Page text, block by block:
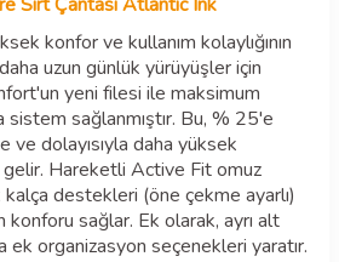
konfor ve kullanım kolaylığının
uzun günlük yürüyüşler için
yeni filesi ile maksimum
sistem sağlanmıştır. Bu, % 25'e
ve dolayısıyla daha yüksek
gelir. Hareketli Active Fit omuz
kalça destekleri (öne çekme ayarlı)
konforu sağlar. Ek olarak, ayrı alt
ek organizasyon seçenekleri yaratır.